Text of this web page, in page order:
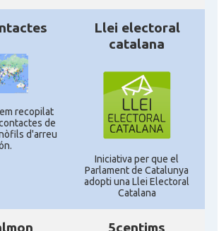
recopilat
de
d'arreu
Llei electoral
catalana
Iniciativa per que el
Parlament de Catalunya
adopti una Llei Electoral
Catalana
5centims